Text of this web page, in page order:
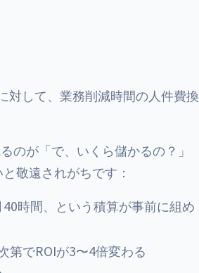
対して、業務削減時間の人件費換
のが「で、いくら儲かるの？」
敬遠されがちです：
時間、という積算が事前に組め
第でROIが3〜4倍変わる